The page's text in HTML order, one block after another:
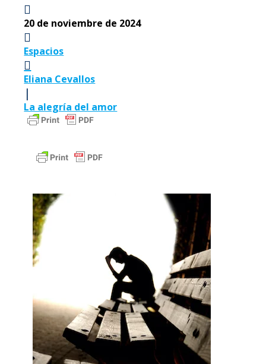

20 de noviembre de 2024

Espacios

Eliana Cevallos
|
La alegría del amor